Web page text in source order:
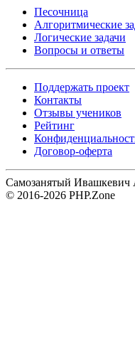
Песочница
Алгоритмические
Логические задачи
Вопросы и ответы
Поддержать проект
Контакты
Отзывы учеников
Рейтинг
Договор-оферта
Самозанятый
© 2016-2026 PHP.Zone